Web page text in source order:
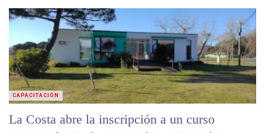
La Costa abre la inscripción a un curso
CAPACITACIÓN